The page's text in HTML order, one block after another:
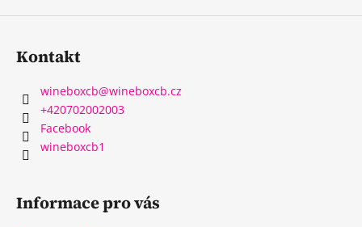
Kontakt
wineboxcb@wineboxcb.cz
+420702002003
Facebook
wineboxcb1
Informace pro vás